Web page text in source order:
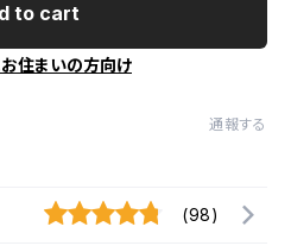
to cart
住まいの方向け
通報する
(98)